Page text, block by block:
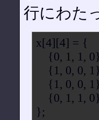
行にわた
x[4][4] = {
{0, 1, 1,
{1, 0, 0,
{1, 0, 0,
{0, 1, 1, 0}
};